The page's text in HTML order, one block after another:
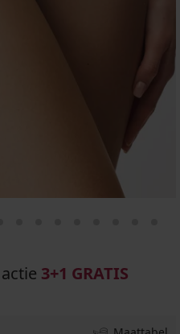
actie 3+1 GRATIS